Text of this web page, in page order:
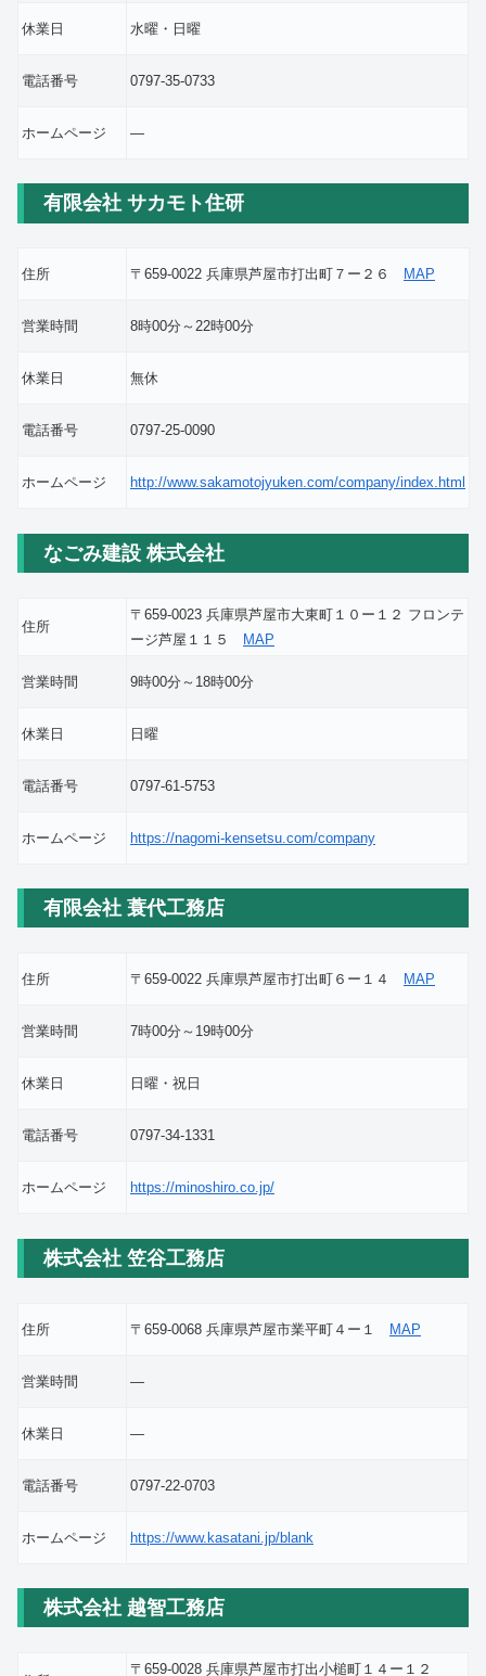
休業日 水曜・日曜
電話番号 0797-35-0733
ホームページ ―
有限会社 サカモト住研
住所 〒659-0022 兵庫県芦屋市打出町７ー２６ MAP
営業時間 8時00分～22時00分
休業日 無休
電話番号 0797-25-0090
ホームページ http://www.sakamotojyuken.com/company/index.html
なごみ建設 株式会社
住所
〒659-0023 兵庫県芦屋市大東町１０ー１２ フロンテ
ージ芦屋１１５ MAP
営業時間 9時00分～18時00分
休業日 日曜
電話番号 0797-61-5753
ホームページ https://nagomi-kensetsu.com/company
有限会社 蓑代工務店
住所 〒659-0022 兵庫県芦屋市打出町６ー１４ MAP
営業時間 7時00分～19時00分
休業日 日曜・祝日
電話番号 0797-34-1331
ホームページ https://minoshiro.co.jp/
株式会社 笠谷工務店
住所 〒659-0068 兵庫県芦屋市業平町４ー１ MAP
営業時間 ―
休業日 ―
電話番号 0797-22-0703
ホームページ https://www.kasatani.jp/blank
株式会社 越智工務店
〒659-0028 兵庫県芦屋市打出小槌町１４ー１２